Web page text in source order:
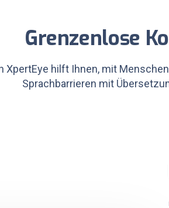
Grenzenlose
XpertEye hilft Ihnen, mit
Sprachbarrieren mit